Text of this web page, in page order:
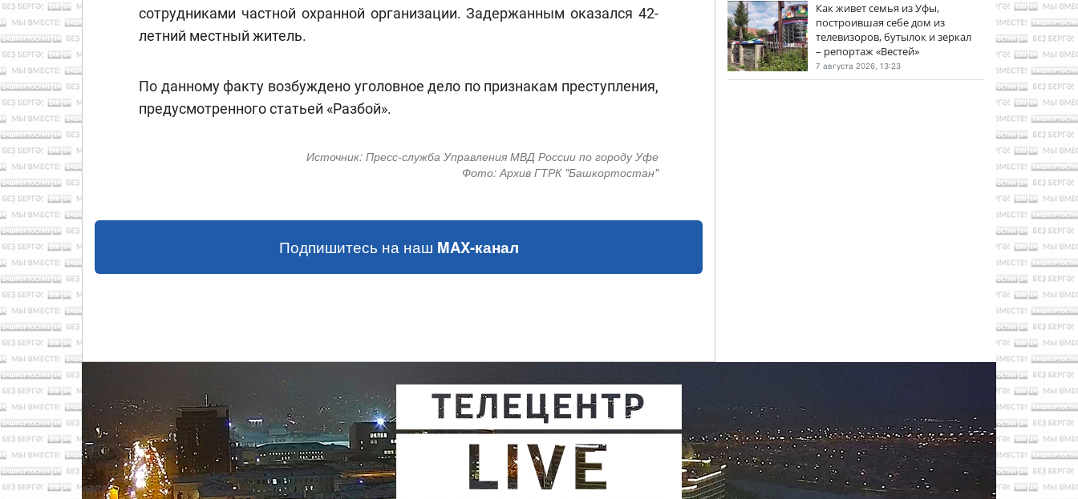
сотрудниками частной охранной организации. Задержанным оказался 42-
летний местный житель.
По данному факту возбуждено уголовное дело по признакам преступления,
предусмотренного статьей «Разбой».
Источник: Пресс-служба Управления МВД России по городу Уфе
Фото:Архив ГТРК "Башкортостан"
Подпишитесь на наш MAX-канал
Как живет семья из Уфы,
построившая себе дом из
телевизоров, бутылок и зеркал
– репортаж «Вестей»
7 августа 2026, 13:23